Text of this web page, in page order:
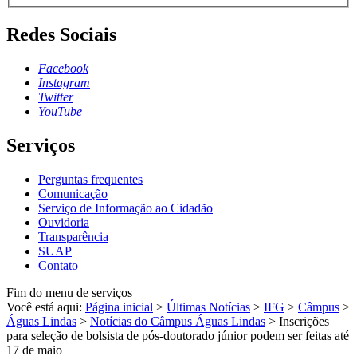
Redes Sociais
Facebook
Instagram
Twitter
YouTube
Serviços
Perguntas frequentes
Comunicação
Serviço de Informação ao Cidadão
Ouvidoria
Transparência
SUAP
Contato
Fim do menu de serviços
Você está aqui: Página inicial > Últimas Notícias > IFG > Câmpus >
Águas Lindas > Notícias do Câmpus Águas Lindas > Inscrições
para seleção de bolsista de pós-doutorado júnior podem ser feitas até
17 de maio